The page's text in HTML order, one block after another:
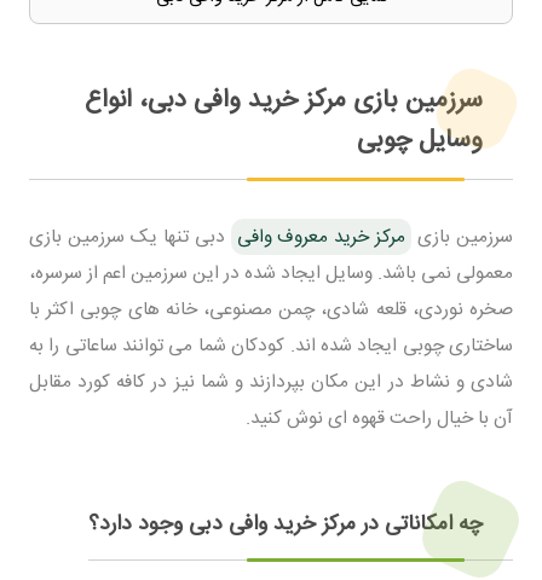
سرزمین بازی مرکز خرید وافی دبی، انواع
وسایل چوبی
سرزمین بازی مرکز خرید معروف وافی دبی تنها یک سرزمین بازی
معمولی نمی باشد. وسایل ایجاد شده در این سرزمین اعم از سرسره،
صخره نوردی، قلعه شادی، چمن مصنوعی، خانه های چوبی اکثر با
ساختاری چوبی ایجاد شده اند. کودکان شما می توانند ساعاتی را به
شادی و نشاط در این مکان بپردازند و شما نیز در کافه کورد مقابل
آن با خیال راحت قهوه ای نوش کنید.
چه امکاناتی در مرکز خرید وافی دبی وجود دارد؟